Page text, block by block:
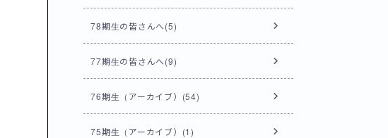
78期生の皆さんへ(5)
77期生の皆さんへ(9)
76期生（アーカイブ）(54)
75期生（アーカイブ）(1)